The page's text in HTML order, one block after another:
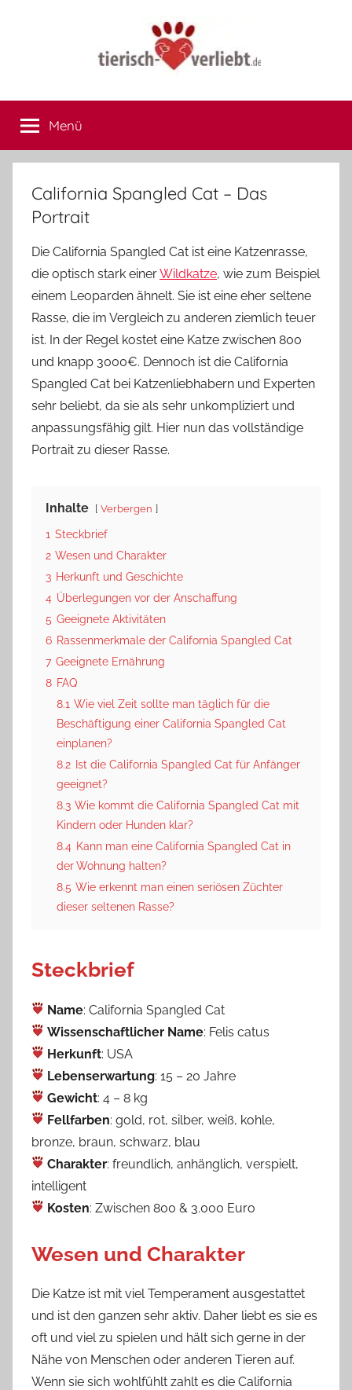
tierisch-
verliebt.de
sich
Herrchen
und
Frauchen
Menü
California Spangled Cat – Das
Portrait
Die California Spangled Cat ist eine Katzenrasse,
die optisch stark einerWildkatze, wie zum Beispiel
einem Leoparden ähnelt. Sie ist eine eher seltene
Rasse, die im Vergleich zu anderen ziemlich teuer
ist. In der Regel kostet eine Katze zwischen 800
und knapp 3000€. Dennoch ist die California
Spangled Cat bei Katzenliebhabern und Experten
sehr beliebt, da sie als sehr unkompliziert und
anpassungsfähig gilt. Hier nun das vollständige
Portrait zu dieser Rasse.
Inhalte Verbergen
1 Steckbrief
2 Wesen und Charakter
3 Herkunft und Geschichte
4 Überlegungen vor der Anschaffung
5 Geeignete Aktivitäten
6 Rassenmerkmale der California Spangled Cat
7 Geeignete Ernährung
8 FAQ
8.1 Wie viel Zeit sollte man täglich für die
Beschäftigung einer California Spangled Cat
einplanen?
8.2 Ist die California Spangled Cat für Anfänger
geeignet?
8.3 Wie kommt die California Spangled Cat mit
Kindern oder Hunden klar?
8.4 Kann man eine California Spangled Cat in
der Wohnung halten?
8.5 Wie erkennt man einen seriösen Züchter
dieser seltenen Rasse?
Steckbrief
Name: California Spangled Cat
Wissenschaftlicher Name: Felis catus
Herkunft: USA
Lebenserwartung: 15 – 20 Jahre
Gewicht: 4 – 8 kg
Fellfarben: gold, rot, silber, weiß, kohle,
bronze, braun, schwarz, blau
Charakter: freundlich, anhänglich, verspielt,
intelligent
Kosten: Zwischen 800 & 3.000 Euro
Wesen und Charakter
Die Katze ist mit viel Temperament ausgestattet
und ist den ganzen sehr aktiv. Daher liebt es sie es
oft und viel zu spielen und hält sich gerne in der
Nähe von Menschen oder anderen Tieren auf.
Wenn sie sich wohlfühlt zahlt es die California